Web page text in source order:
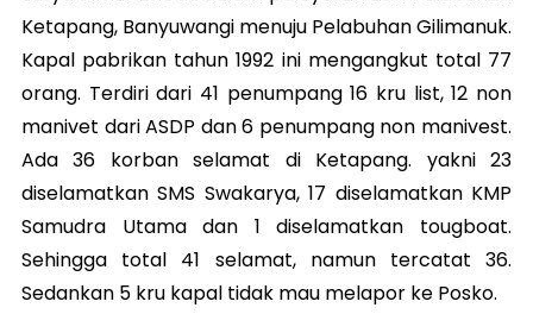
Ketapang, Banyuwangi menuju Pelabuhan Gilimanuk.
Kapal pabrikan tahun 1992 ini mengangkut total 77
orang. Terdiri dari 41 penumpang 16 kru list, 12 non
manivet dari ASDP dan 6 penumpang non manivest.
Ada 36 korban selamat di Ketapang. yakni 23
diselamatkan SMS Swakarya, 17 diselamatkan KMP
Samudra Utama dan 1 diselamatkan tougboat.
Sehingga total 41 selamat, namun tercatat 36.
Sedankan 5 kru kapal tidak mau melapor ke Posko.